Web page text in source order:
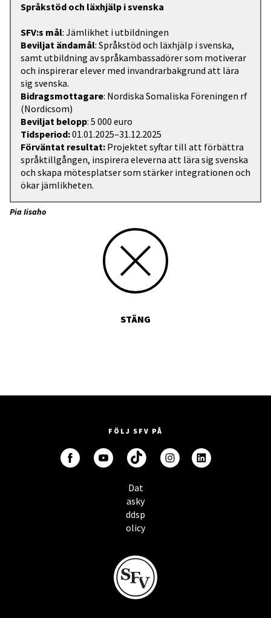
Språkstöd och läxhjälp i svenska
SFV:s mål: Jämlikhet i utbildningen
Beviljat ändamål: Språkstöd och läxhjälp i svenska,
samt utbildning av språkambassadörer som motiverar
och inspirerar elever med invandrarbakgrund att lära
sig svenska.
Bidragsmottagare: Nordiska Somaliska Föreningen rf
(Nordicsom)
Beviljat belopp: 5 000 euro
Tidsperiod:01.01.2025–31.12.2025
Förväntat resultat: Projektet syftar till att förbättra
språktillgången, inspirera eleverna att lära sig svenska
och skapa mötesplatser som stärker integrationen och
ökar jämlikheten.
Pia Iisaho
STÄNG
FÖLJ SFV PÅ
Dat
asky
ddsp
olicy